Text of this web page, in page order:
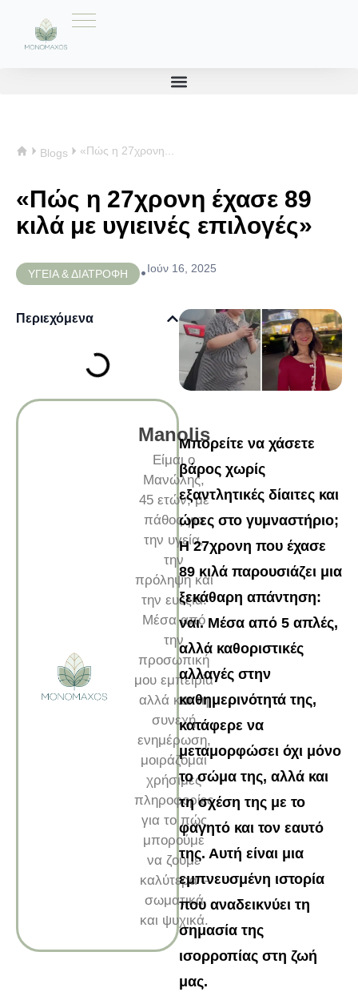
Blogs «Πώς η 27χρονη...
«Πώς η 27χρονη έχασε 89
κιλά με υγιεινές επιλογές»
ΥΓΕΙΑ & ΔΙΑΤΡΟΦΗ •Ιούν 16, 2025
Περιεχόμενα
Manolis
Είμαι ο
Μανώλης,
45 ετών, με
πάθος για
την υγεία,
την
πρόληψη και
την ευεξία.
Μέσα από
την
προσωπική
μου εμπειρία
αλλά και τη
συνεχή
ενημέρωση,
μοιράζομαι
χρήσιμες
πληροφορίες
για το πώς
μπορούμε
να ζούμε
καλύτερα –
σωματικά
και ψυχικά.
Μπορείτε να χάσετε
βάρος χωρίς
εξαντλητικές δίαιτες και
ώρες στο γυμναστήριο;
Η 27χρονη που έχασε
89 κιλά παρουσιάζει μια
ξεκάθαρη απάντηση:
ναι. Μέσα από 5 απλές,
αλλά καθοριστικές
αλλαγές στην
καθημερινότητά της,
κατάφερε να
μεταμορφώσει όχι μόνο
το σώμα της, αλλά και
τη σχέση της με το
φαγητό και τον εαυτό
της. Αυτή είναι μια
εμπνευσμένη ιστορία
που αναδεικνύει τη
σημασία της
ισορροπίας στη ζωή
μας.